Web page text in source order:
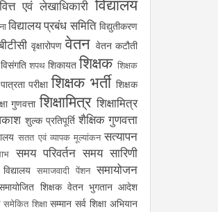
वित्त एवं लेखाधिकारी
विद्यालय प्रबंध समिति विद्युतीकरण
वृक्षारोपण वेतन वेतन कटौती
शपथ शिकायत शिक्षक शिक्षक
परीक्षा शिक्षक भर्ती शिक्षक
गुणवत्ता शिक्षामित्र शिक्षामित्र
शुल्क प्रतिपूर्ति शैक्षिक गुणवत्ता
सतत एवं व्यापक मूल्यांकन सत्यापन
समय परिवर्तन समय सारिणी
समाजवादी पेंशन समायोजन
शिक्षक वेतन भुगतान आदेश
समेकित शिक्षा सम्मान सर्व शिक्षा अभियान